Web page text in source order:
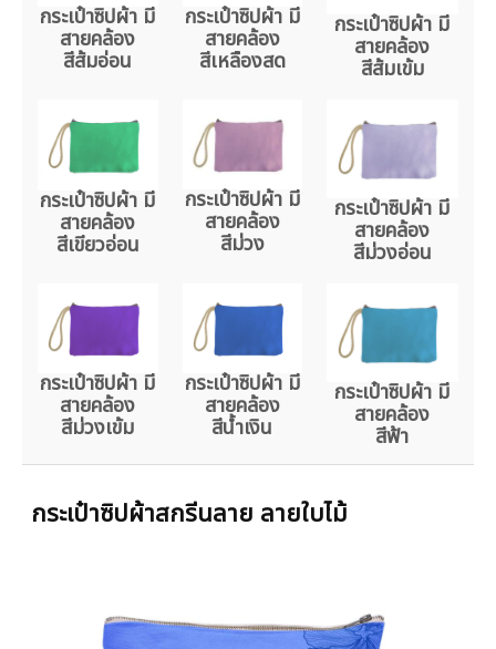
กระเป๋าซิปผ้า มี
สายคล้อง
สีส้มอ่อน
กระเป๋าซิปผ้า มี
สายคล้อง
สีเหลืองสด
กระเป๋าซิปผ้า มี
สายคล้อง
สีส้มเข้ม
กระเป๋าซิปผ้า มี
สายคล้อง
สีเขียวอ่อน
กระเป๋าซิปผ้า มี
สายคล้อง
สีม่วง
กระเป๋าซิปผ้า มี
สายคล้อง
สีม่วงอ่อน
กระเป๋าซิปผ้า มี
สายคล้อง
สีม่วงเข้ม
กระเป๋าซิปผ้า มี
สายคล้อง
สีน้ำเงิน
กระเป๋าซิปผ้า มี
สายคล้อง
สีฟ้า
กระเป๋าซิปผ้าสกรีนลาย ลายใบไม้